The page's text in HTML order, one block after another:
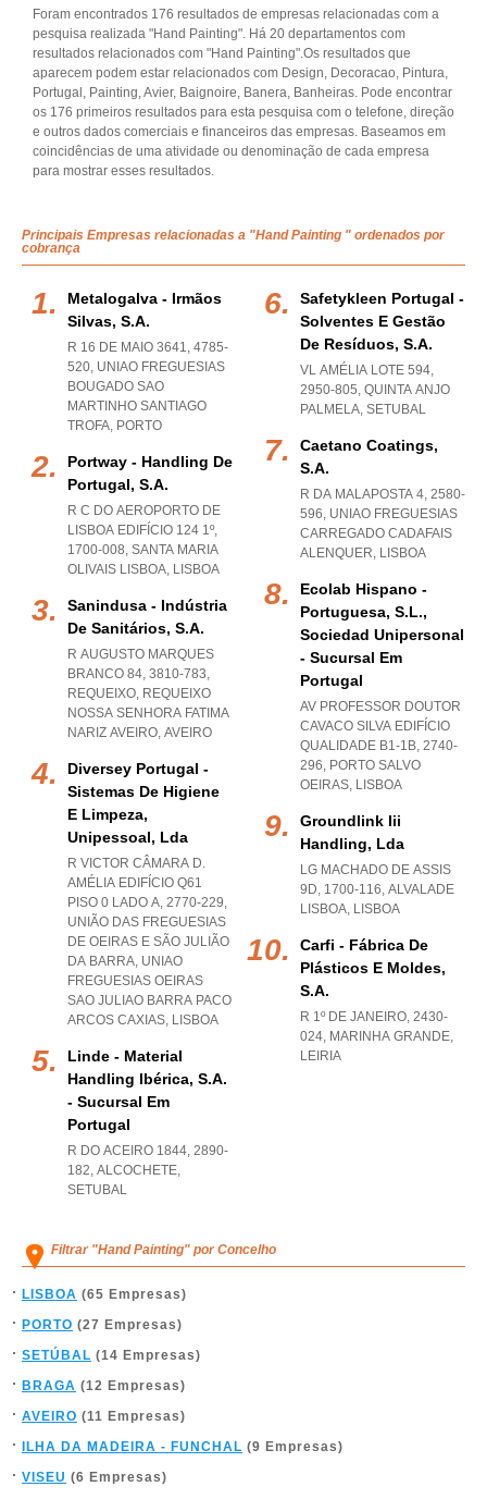
Foram encontrados 176 resultados de empresas relacionadas com a
pesquisa realizada "Hand Painting". Há 20 departamentos com
resultados relacionados com "Hand Painting".Os resultados que
aparecem podem estar relacionados com Design, Decoracao, Pintura,
Portugal, Painting, Avier, Baignoire, Banera, Banheiras. Pode encontrar
os 176 primeiros resultados para esta pesquisa com o telefone, direção
e outros dados comerciais e financeiros das empresas. Baseamos em
coincidências de uma atividade ou denominação de cada empresa
para mostrar esses resultados.
Principais Empresas relacionadas a "Hand Painting " ordenados por
cobrança
Metalogalva - Irmãos
Silvas, S.a.
R 16 DE MAIO 3641, 4785-
520, UNIAO FREGUESIAS
BOUGADO SAO
MARTINHO SANTIAGO
TROFA, PORTO
Portway - Handling De
Portugal, S.a.
R C DO AEROPORTO DE
LISBOA EDIFÍCIO 124 1º,
1700-008, SANTA MARIA
OLIVAIS LISBOA, LISBOA
Sanindusa - Indústria
De Sanitários, S.a.
R AUGUSTO MARQUES
BRANCO 84, 3810-783,
REQUEIXO, REQUEIXO
NOSSA SENHORA FATIMA
NARIZ AVEIRO, AVEIRO
Diversey Portugal -
Sistemas De Higiene
E Limpeza,
Unipessoal, Lda
R VICTOR CÂMARA D.
AMÉLIA EDIFÍCIO Q61
PISO 0 LADO A, 2770-229,
UNIÃO DAS FREGUESIAS
DE OEIRAS E SÃO JULIÃO
DA BARRA, UNIAO
FREGUESIAS OEIRAS
SAO JULIAO BARRA PACO
ARCOS CAXIAS, LISBOA
Linde - Material
Handling Ibérica, S.a.
- Sucursal Em
Portugal
R DO ACEIRO 1844, 2890-
182, ALCOCHETE,
SETUBAL
Safetykleen Portugal -
Solventes E Gestão
De Resíduos, S.a.
VL AMÉLIA LOTE 594,
2950-805, QUINTA ANJO
PALMELA, SETUBAL
Caetano Coatings,
S.a.
R DA MALAPOSTA 4, 2580-
596, UNIAO FREGUESIAS
CARREGADO CADAFAIS
ALENQUER, LISBOA
Ecolab Hispano -
Portuguesa, S.l.,
Sociedad Unipersonal
- Sucursal Em
Portugal
AV PROFESSOR DOUTOR
CAVACO SILVA EDIFÍCIO
QUALIDADE B1-1B, 2740-
296, PORTO SALVO
OEIRAS, LISBOA
Groundlink Iii
Handling, Lda
LG MACHADO DE ASSIS
9D, 1700-116, ALVALADE
LISBOA, LISBOA
Carfi - Fábrica De
Plásticos E Moldes,
S.a.
R 1º DE JANEIRO, 2430-
024, MARINHA GRANDE,
LEIRIA
Filtrar "Hand Painting" por Concelho
LISBOA (65 Empresas)
PORTO (27 Empresas)
SETÚBAL (14 Empresas)
BRAGA (12 Empresas)
AVEIRO (11 Empresas)
ILHA DA MADEIRA - FUNCHAL (9 Empresas)
VISEU (6 Empresas)